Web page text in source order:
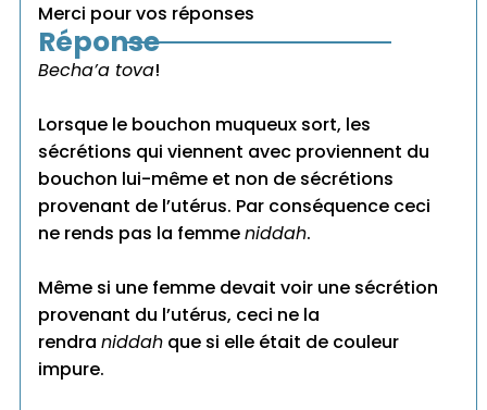
Merci pour vos réponses
Réponse
Becha’a tova!
Lorsque le bouchon muqueux sort, les
sécrétions qui viennent avec proviennent du
bouchon lui-même et non de sécrétions
provenant de l’utérus. Par conséquence ceci
ne rends pas la femmeniddah.
Même si une femme devait voir une sécrétion
provenant du l’utérus, ceci ne la
rendraniddah que si elle était de couleur
impure.